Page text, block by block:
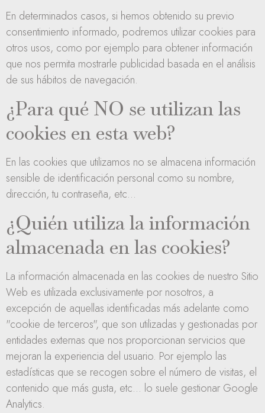
En determinados casos, si hemos obtenido su previo
consentimiento informado, podremos utilizar cookies para
otros usos, como por ejemplo para obtener información
que nos permita mostrarle publicidad basada en el análisis
de sus hábitos de navegación.
¿Para qué NO se utilizan las
cookies en esta web?
En las cookies que utilizamos no se almacena información
sensible de identificación personal como su nombre,
dirección, tu contraseña, etc...
¿Quién utiliza la información
almacenada en las cookies?
La información almacenada en las cookies de nuestro Sitio
Web es utilizada exclusivamente por nosotros, a
excepción de aquellas identificadas más adelante como
"cookie de terceros", que son utilizadas y gestionadas por
entidades externas que nos proporcionan servicios que
mejoran la experiencia del usuario. Por ejemplo las
estadísticas que se recogen sobre el número de visitas, el
contenido que más gusta, etc... lo suele gestionar Google
Analytics.